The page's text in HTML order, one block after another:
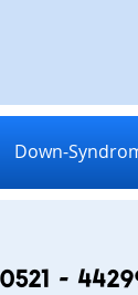
Down-
-